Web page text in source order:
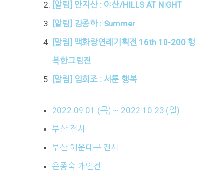
[알림] 안지산 : 야산/HILLS AT NIGHT
[알림] 김종학 : Summer
[알림] 맥화랑연례기획전 16th 10-200 행
복한그림전
[알림] 임희조 : 서툰 행복
2022.09.01.(목) ~ 2022.10.23.(일)
부산 전시
부산 해운대구 전시
윤종숙 개인전